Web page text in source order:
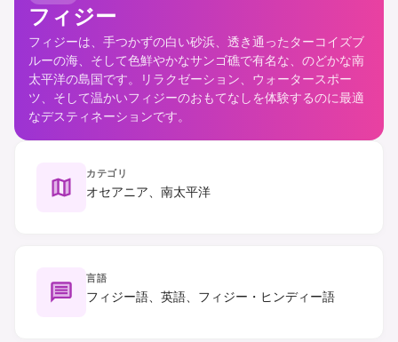
フィジー
フィジーは、手つかずの白い砂浜、透き通ったターコイズブ
ルーの海、そして色鮮やかなサンゴ礁で有名な、のどかな南
太平洋の島国です。リラクゼーション、ウォータースポー
ツ、そして温かいフィジーのおもてなしを体験するのに最適
なデスティネーションです。
カテゴリ
オセアニア、南太平洋
言語
フィジー語、英語、フィジー・ヒンディー語